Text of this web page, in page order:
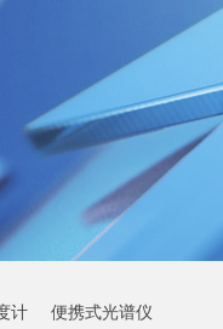
计 便携式光谱仪